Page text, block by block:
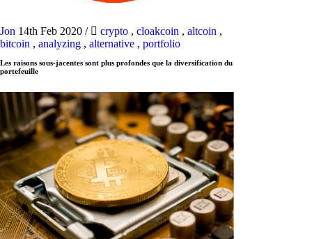
Jon 14th Feb 2020 / crypto , cloakcoin , altcoin ,
bitcoin , analyzing , alternative , portfolio
Les raisons sous-jacentes sont plus profondes que la diversification du
portefeuille